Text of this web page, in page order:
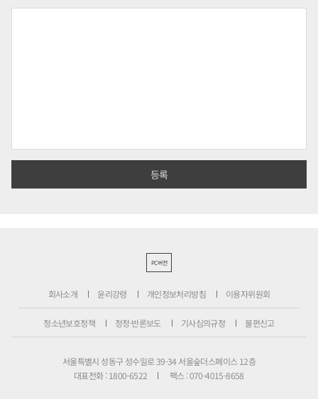
PC버전
회사소개 윤리강령 개인정보처리방침 이용자위원회
청소년보호정책 정정·반론보도 기사심의규정 불편신고
서울특별시 성동구 성수일로 39-34 서울숲더스페이스 12층
대표전화 : 1800-6522
팩스 : 070-4015-8658